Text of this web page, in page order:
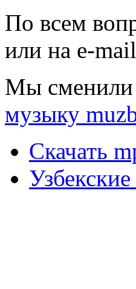
По всем
или на e-
Мы сменили
музыку
Скачать